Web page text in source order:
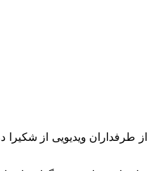
ویدیویی از شکیرا